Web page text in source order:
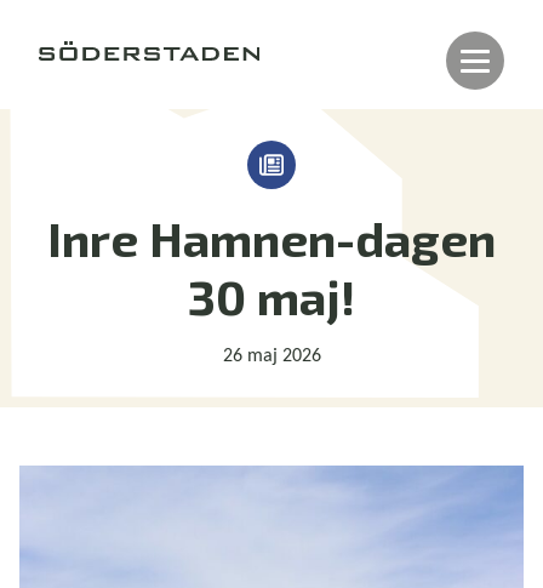
Inre Hamnen-dagen
30 maj!
26 maj 2026